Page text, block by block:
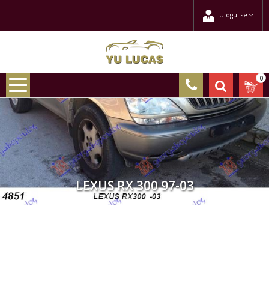
Uloguj se
0
LEXUS RX 300 97-03